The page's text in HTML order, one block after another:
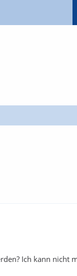
Ich kann nicht